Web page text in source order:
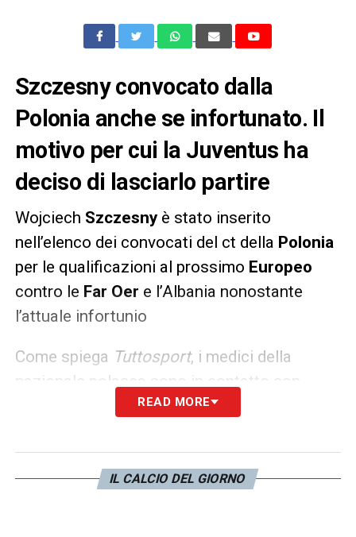
Szczesny convocato dalla
Polonia anche se infortunato. Il
motivo per cui la Juventus ha
deciso di lasciarlo partire
Wojciech Szczesnyè stato inserito
nell’elenco dei convocati del ct della Polonia
per le qualificazioni al prossimo Europeo
contro le Far Oer e l’Albania nonostante
l’attuale infortunio
Come spiega Tuttosport, i medici della
nazionale polacca sono in contatto con
Juventusche hanno dato via
rispondere alla chiamata e potrebbe
scendere in campo giovedì o al massimo
READ MORE
IL CALCIO DEL GIORNO